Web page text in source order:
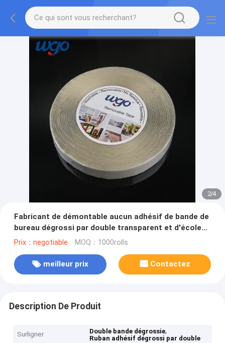
2/4
Fabricant de démontable aucun adhésif de bande de
bureau dégrossi par double transparent et d'école
de petit pain de bande de résidu
Prix：negotiable MOQ：1000rolls
meilleur prix Contactez
Description De Produit
Surligner Double bande dégrossie,
Ruban adhésif dégrossi par double